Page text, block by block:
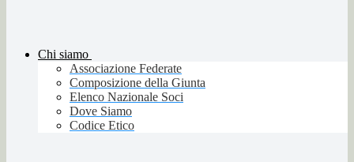
Chi siamo
Associazione Federate
Composizione della Giunta
Elenco Nazionale Soci
Dove Siamo
Codice Etico